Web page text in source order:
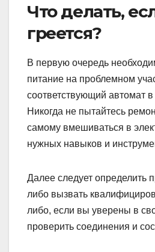
Что делать,
греется?
В первую очередь
питание на проблемном
соответствующий автомат в
Никогда не пытайтесь
самому вмешиваться в
нужных навыков и
Далее следует определить
либо вызвать
либо, если вы уверены в
проверить соединения и